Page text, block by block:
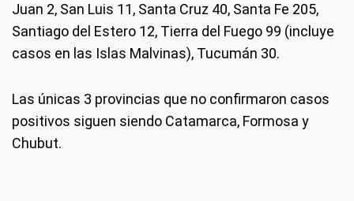
Juan 2, San Luis 11, Santa Cruz 40, Santa Fe 205,
Santiago del Estero 12, Tierra del Fuego 99 (incluye
casos en las Islas Malvinas), Tucumán 30.
Las únicas 3 provincias que no confirmaron casos
positivos siguen siendo Catamarca, Formosa y
Chubut.